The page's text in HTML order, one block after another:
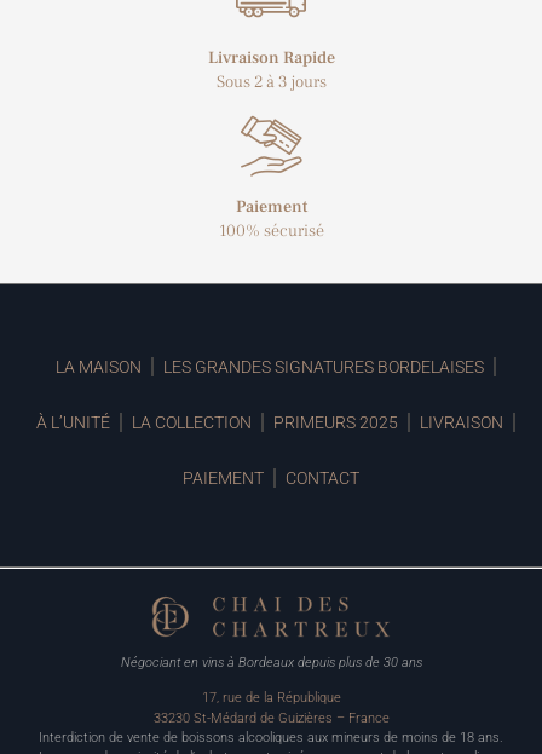
Livraison Rapide
Sous 2 à 3 jours
Paiement
100% sécurisé
LA MAISON LES GRANDES SIGNATURES BORDELAISES
À L’UNITÉ LA COLLECTION PRIMEURS 2025 LIVRAISON
PAIEMENT CONTACT
Négociant en vins à Bordeaux depuis plus de 30 ans
17, rue de la République
33230 St-Médard de Guizières – France
Interdiction de vente de boissons alcooliques aux mineurs de moins de 18 ans.